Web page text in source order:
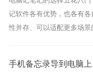
记软件各有优势，也各有
性并存、可以适配更多场景
手机备忘录导到电脑